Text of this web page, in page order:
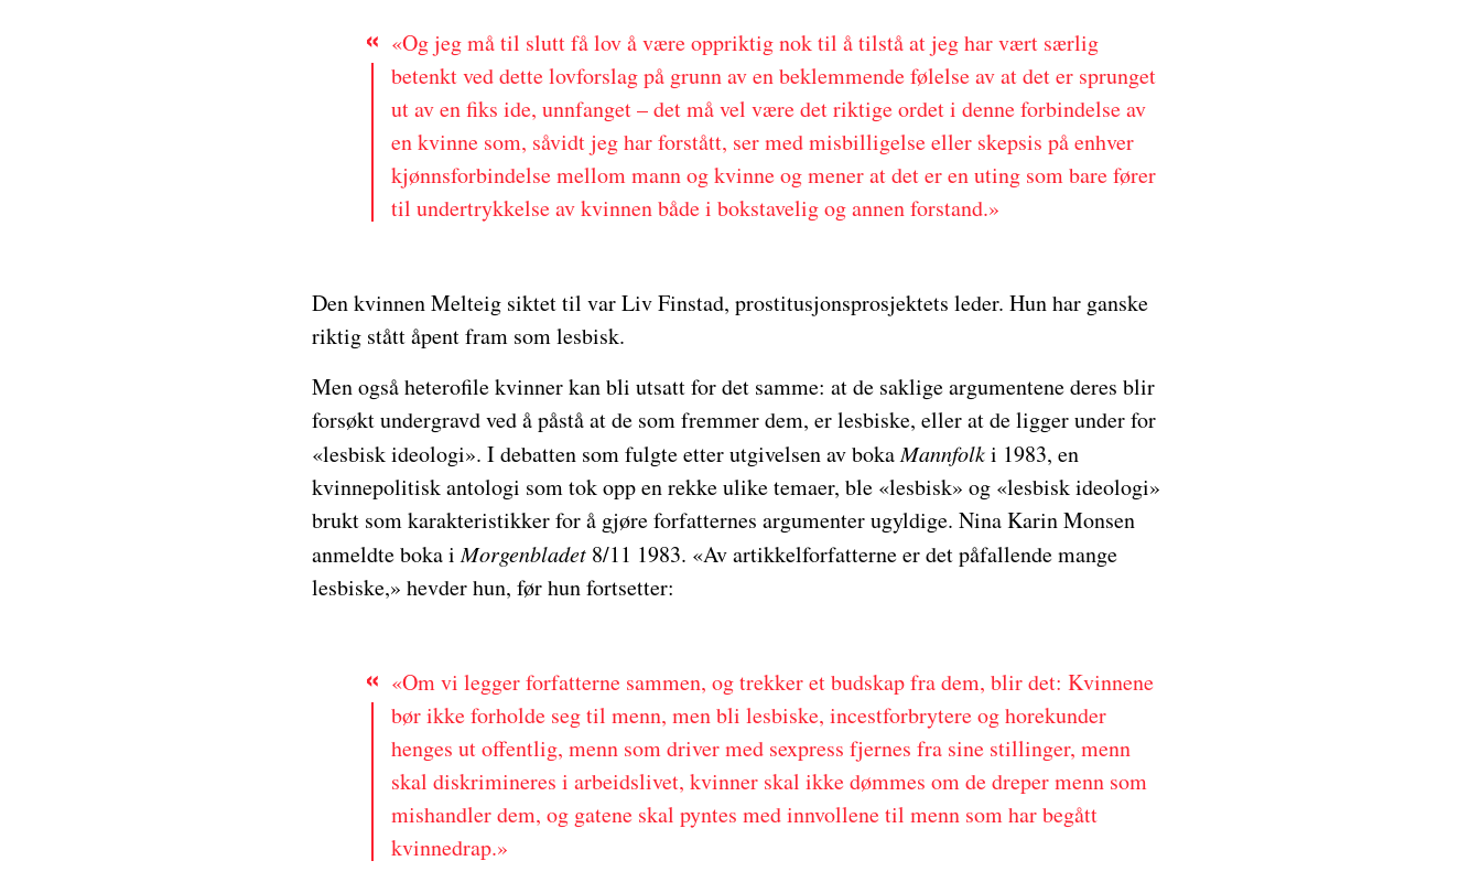
«Og jeg må til slutt få lov å være oppriktig nok til å tilstå at jeg har vært særlig
betenkt ved dette lovforslag på grunn av en beklemmende følelse av at det er sprunget
ut av en fiks ide, unnfanget – det må vel være det riktige ordet i denne forbindelse av
en kvinne som, såvidt jeg har forstått, ser med misbilligelse eller skepsis på enhver
kjønnsforbindelse mellom mann og kvinne og mener at det er en uting som bare fører
til undertrykkelse av kvinnen både i bokstavelig og annen forstand.»
Den kvinnen Melteig siktet til var Liv Finstad, prostitusjonsprosjektets leder. Hun har ganske
riktig stått åpent fram som lesbisk.
Men også heterofile kvinner kan bli utsatt for det samme: at de saklige argumentene deres blir
forsøkt undergravd ved å påstå at de som fremmer dem, er lesbiske, eller at de ligger under for
«lesbisk ideologi». I debatten som fulgte etter utgivelsen av bokaMannfolki 1983, en
kvinnepolitisk antologi som tok opp en rekke ulike temaer, ble «lesbisk» og «lesbisk ideologi»
brukt som karakteristikker for å gjøre forfatternes argumenter ugyldige. Nina Karin Monsen
anmeldte boka iMorgenbladet8/11 1983. «Av artikkelforfatterne er det påfallende mange
lesbiske,» hevder hun, før hun fortsetter:
«Om vi legger forfatterne sammen, og trekker et budskap fra dem, blir det: Kvinnene
bør ikke forholde seg til menn, men bli lesbiske, incestforbrytere og horekunder
henges ut offentlig, menn som driver med sexpress fjernes fra sine stillinger, menn
skal diskrimineres i arbeidslivet, kvinner skal ikke dømmes om de dreper menn som
mishandler dem, og gatene skal pyntes med innvollene til menn som har begått
kvinnedrap.»